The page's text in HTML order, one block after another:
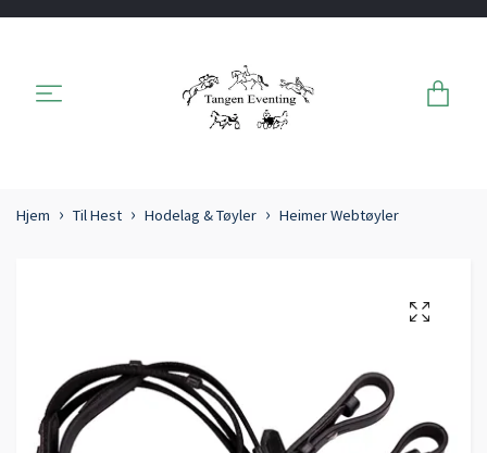
Hjem Til Hest Hodelag & Tøyler Heimer Webtøyler